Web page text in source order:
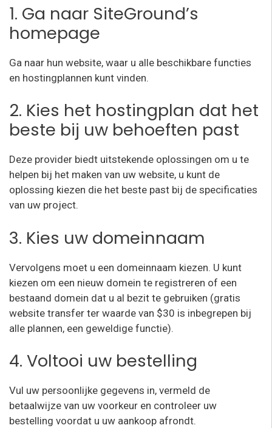
1. Ga naar SiteGround’s
homepage
Ga naar hun website, waar u alle beschikbare functies
en hostingplannen kunt vinden.
2. Kies het hostingplan dat het
beste bij uw behoeften past
Deze provider biedt uitstekende oplossingen om u te
helpen bij het maken van uw website, u kunt de
oplossing kiezen die het beste past bij de specificaties
van uw project.
3. Kies uw domeinnaam
Vervolgens moet u een domeinnaam kiezen. U kunt
kiezen om een nieuw domein te registreren of een
bestaand domein dat u al bezit te gebruiken (gratis
website transfer ter waarde van $30 is inbegrepen bij
alle plannen, een geweldige functie).
4. Voltooi uw bestelling
Vul uw persoonlijke gegevens in, vermeld de
betaalwijze van uw voorkeur en controleer uw
bestelling voordat u uw aankoop afrondt.